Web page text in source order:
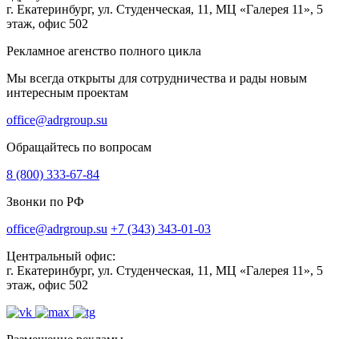
г. Екатеринбург, ул. Студенческая, 11, МЦ «Галерея 11», 5
этаж, офис 502
Рекламное агенство полного цикла
Мы всегда открыты для сотрудничества и рады новым
интересным проектам
office@adrgroup.su
Обращайтесь по вопросам
8 (800) 333-67-84
Звонки по РФ
office@adrgroup.su +7 (343) 343-01-03
Центральный офис:
г. Екатеринбург, ул. Студенческая, 11, МЦ «Галерея 11», 5
этаж, офис 502